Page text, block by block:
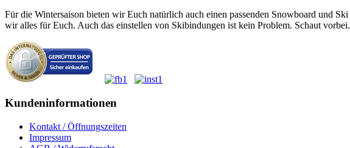
Für die Wintersaison bieten wir Euch natürlich auch einen passenden Snowboard und
wir alles für Euch. Auch das einstellen von Skibindungen ist kein Problem. Schaut vorbei.
Kundeninformationen
Kontakt / Öffnungszeiten
Impressum